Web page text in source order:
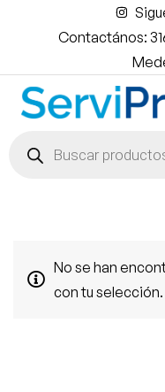
Contactános:
No se han
con tu selección.